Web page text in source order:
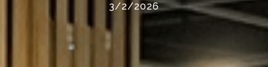
3/2/2026